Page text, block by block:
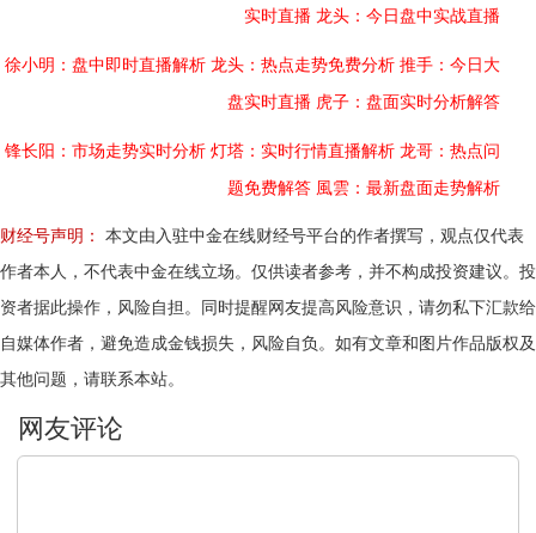
实时直播 龙头：今日盘中实战直播
徐小明：盘中即时直播解析 龙头：热点走势免费分析 推手：今日大
盘实时直播 虎子：盘面实时分析解答
锋长阳：市场走势实时分析 灯塔：实时行情直播解析 龙哥：热点问
题免费解答 風雲：最新盘面走势解析
财经号声明：
本文由入驻中金在线财经号平台的作者撰写，观点仅代表
作者本人，不代表中金在线立场。仅供读者参考，并不构成投资建议。投
资者据此操作，风险自担。同时提醒网友提高风险意识，请勿私下汇款给
自媒体作者，避免造成金钱损失，风险自负。如有文章和图片作品版权及
其他问题，请联系本站。